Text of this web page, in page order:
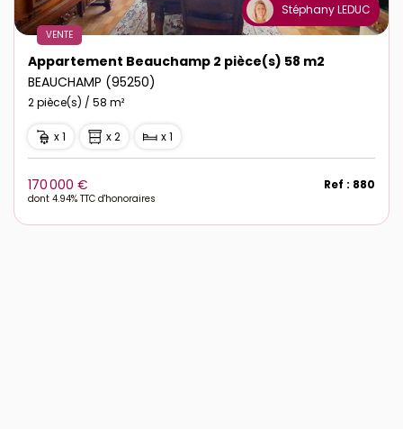
Stéphany LEDUC
VENTE
Appartement Beauchamp 2 pièce(s) 58 m2
BEAUCHAMP (95250)
2 pièce(s) / 58 m²
x 1 x 2 x 1
170 000 €
dont 4.94% TTC d'honoraires
Ref : 880